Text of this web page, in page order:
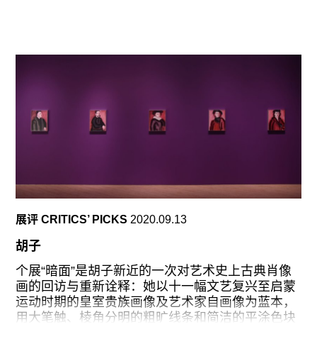
实施，作品里用到的青石在当地也常用于佛造像的
形状、石环数量和连接方式的精确构思，这些手稿
随后经过3D建模，转译为代码输入机械手臂，由机
一面是经由机器雕刻完成的粗糙不平的切割面，一
面是经人工细致打磨后光洁平整的表面。比如在彩
霞石雕《现形g》和《现形 L No.1》中，前者是机
器生产的产物，后者则是手工劳作的产物，两者原
本来自同一块石料，然而石头作为自然物本身的不
确定性使它在加工过程中意外断裂，杨振中把这一
意外处理成两件互为呼应的作品，人为宣告了控制
展评 CRITICS’ PICKS 2020.09.13
胡子
个展“暗面”是胡子新近的一次对艺术史上古典肖像
画的回访与重新诠释：她以十一幅文艺复兴至启蒙
运动时期的皇室贵族画像及艺术家自画像为蓝本，
用大笔触、棱角分明的粗旷线条和简洁的平涂色块